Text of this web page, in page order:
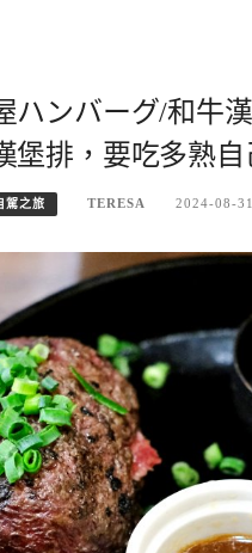
ハンバーグ/和牛
堡排，要吃多熟
駕之旅 TERESA 2024-08-31